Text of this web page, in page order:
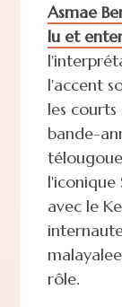
Asmae
lu et
l'accent
les
bande-
l'iconique
avec le
rôle.